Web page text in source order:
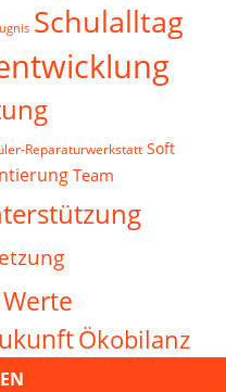
Schulalltag
Reparaturwerkstatt Soft
Team
Werte
Ökobilanz